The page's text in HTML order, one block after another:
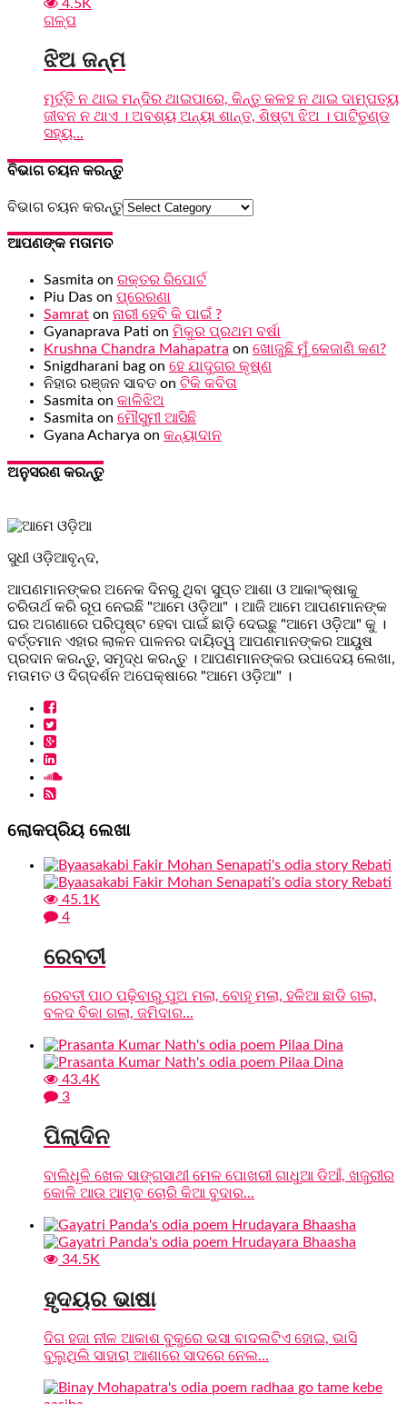
4.5K
ଗଳ୍ପ
ଝିଅ ଜନ୍ମ
ମୂର୍ତ୍ତି ନ ଥାଇ ମନ୍ଦିର ଥାଇପାରେ, କିନ୍ତୁ କଳହ ନ ଥାଇ ଦାମ୍ପତ୍ୟ
ଜୀବନ ନ ଥାଏ । ଅବଶ୍ୟ ଅନ୍ୟା ଶାନ୍ତ, ଶିଷ୍ଟା ଝିଅ । ପାଟିତୁଣ୍ଡ
ସହ୍ୟ...
ବିଭାଗ ଚୟନ କରନ୍ତୁ
ବିଭାଗ ଚୟନ କରନ୍ତୁ
ଆପଣଙ୍କ ମତାମତ
Sasmita on ରକ୍ତର ରିପୋର୍ଟ
Piu Das on ପ୍ରେରଣା
Samrat on ନାରୀ ହେବି କି ପାଇଁ ?
Gyanaprava Pati on ମିକୁର ପ୍ରଥମ ବର୍ଷା
Krushna Chandra Mahapatra on ଖୋଜୁଛି ମୁଁ କେଜାଣି କଣ?
Snigdharani bag on ହେ ଯାଦୁଗର କୃଷ୍ଣ
ନିହାର ରଞ୍ଜନ ସାବତ on ଟିକି କବିତା
Sasmita on କାଳିଝିଅ
Sasmita on ମୌସୁମୀ ଆସିଛି
Gyana Acharya on କନ୍ୟାଦାନ
ଅନୁସରଣ କରନ୍ତୁ
ସୁଧୀ ଓଡ଼ିଆବୃନ୍ଦ,
ଆପଣମାନଙ୍କର ଅନେକ ଦିନରୁ ଥିବା ସୁପ୍ତ ଆଶା ଓ ଆକାଂକ୍ଷାକୁ
ଚରିତାର୍ଥ କରି ରୂପ ନେଇଛି "ଆମେ ଓଡ଼ିଆ" । ଆଜି ଆମେ ଆପଣମାନଙ୍କ
ଘର ଅଗଣାରେ ପରିପୃଷ୍ଟ ହେବା ପାଇଁ ଛାଡ଼ି ଦେଇଛୁ "ଆମେ ଓଡ଼ିଆ" କୁ ।
ବର୍ତ୍ତମାନ ଏହାର ଲାଳନ ପାଳନର ଦାୟିତ୍ୱ ଆପଣମାନଙ୍କର ଆୟୁଷ
ପ୍ରଦାନ କରନ୍ତୁ, ସମୃଦ୍ଧ କରନ୍ତୁ । ଆପଣମାନଙ୍କର ଉପାଦେୟ ଲେଖା,
ମତାମତ ଓ ଦିଗ୍ଦର୍ଶନ ଅପେକ୍ଷାରେ "ଆମେ ଓଡ଼ିଆ" ।
ଲୋକପ୍ରିୟ ଲେଖା
45.1K
4
ରେବତୀ
ରେବତୀ ପାଠ ପଢ଼ିବାରୁ ପୁଅ ମଲା, ବୋହୂ ମଲା, ହଳିଆ ଛାଡି ଗଲା,
ବଳଦ ବିକା ଗଲା, ଜମିଦାର...
43.4K
3
ପିଲାଦିନ
ବାଲିଧୂଳି ଖେଳ ସାଙ୍ଗସାଥୀ ମେଳ ପୋଖରୀ ଗାଧୁଆ ଡିଆଁ, ଖଜୁରୀର
କୋଳି ଆଉ ଆମ୍ବ ଚୋରି କିଆ ବୁଦାର...
34.5K
ହୃଦୟର ଭାଷା
ଦିଗ ହଜା ନୀଳ ଆକାଶ ବୁକୁରେ ଭସା ବାଦଲଟିଏ ହୋଇ, ଭାସି
ବୁଲୁଥିଲି ସାହାରା ଆଶାରେ ସାଦରେ ନେଲ...